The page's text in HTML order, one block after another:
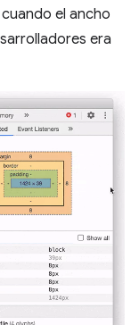
el ancho
era